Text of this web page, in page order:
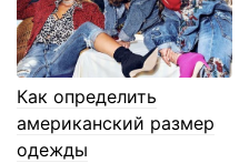
Как определить
американский размер
одежды